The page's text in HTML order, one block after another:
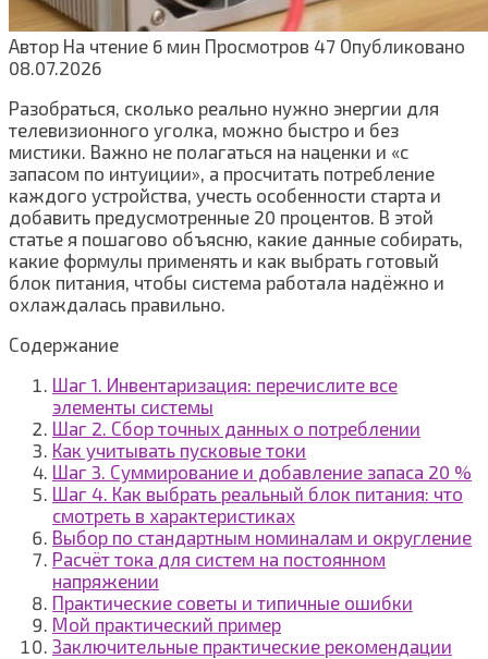
Автор На чтение 6 мин Просмотров 47 Опубликовано
08.07.2026
Разобраться, сколько реально нужно энергии для
телевизионного уголка, можно быстро и без
мистики. Важно не полагаться на наценки и «с
запасом по интуиции», а просчитать потребление
каждого устройства, учесть особенности старта и
добавить предусмотренные 20 процентов. В этой
статье я пошагово объясню, какие данные собирать,
какие формулы применять и как выбрать готовый
блок питания, чтобы система работала надёжно и
охлаждалась правильно.
Содержание
Шаг 1. Инвентаризация: перечислите все
элементы системы
Шаг 2. Сбор точных данных о потреблении
Как учитывать пусковые токи
Шаг 3. Суммирование и добавление запаса 20 %
Шаг 4. Как выбрать реальный блок питания: что
смотреть в характеристиках
Выбор по стандартным номиналам и округление
Расчёт тока для систем на постоянном
напряжении
Практические советы и типичные ошибки
Мой практический пример
Заключительные практические рекомендации